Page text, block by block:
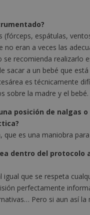
(fórceps, espátulas,
eran a veces las
recomienda realizarlo
sacar a un bebé que
es técnicamente
sobre la madre y el
posición de nalgas
que es una maniobra
dentro del
que se respeta
perfectamente
Pero si aun así